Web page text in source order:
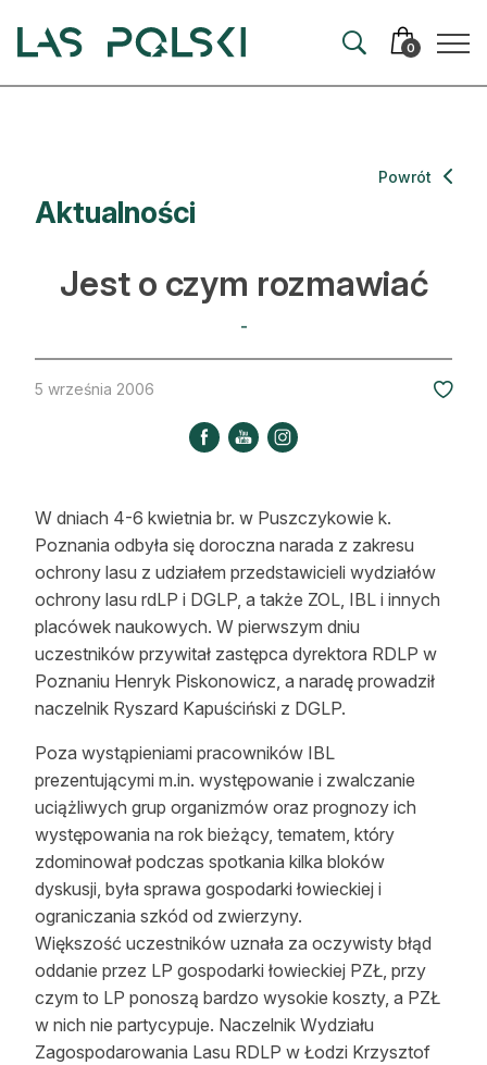
0
Artykuły
Hodowla lasu
Nowe technologie
Kultura i historia
Strefa eksperta
Auto do lasu
Dla drwala
Leśnik na zakupach
Z zagranicy
Edukacja
Lasy prywatne
O nas
100 lat „Lasu Polskiego”
Prenumerata
Reklama
Zostań autorem
Aktualności
Powrót
Jest o czym rozmawiać
-
5 września 2006
W dniach 4-6 kwietnia br. w Puszczykowie k.
Poznania odbyła się doroczna narada z zakresu
ochrony lasu z udziałem przedstawicieli wydziałów
ochrony lasu rdLP i DGLP, a także ZOL, IBL i innych
placówek naukowych. W pierwszym dniu
uczestników przywitał zastępca dyrektora RDLP w
Poznaniu Henryk Piskonowicz, a naradę prowadził
naczelnik Ryszard Kapuściński z DGLP.
Poza wystąpieniami pracowników IBL
prezentującymi m.in. występowanie i zwalczanie
uciążliwych grup organizmów oraz prognozy ich
występowania na rok bieżący, tematem, który
zdominował podczas spotkania kilka bloków
dyskusji, była sprawa gospodarki łowieckiej i
ograniczania szkód od zwierzyny.
Większość uczestników uznała za oczywisty błąd
oddanie przez LP gospodarki łowieckiej PZŁ, przy
czym to LP ponoszą bardzo wysokie koszty, a PZŁ
w nich nie partycypuje. Naczelnik Wydziału
Zagospodarowania Lasu RDLP w Łodzi Krzysztof